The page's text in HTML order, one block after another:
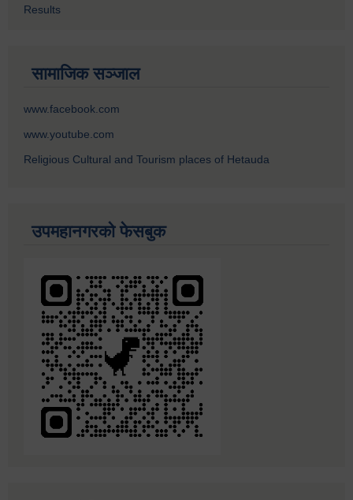
Results
सामाजिक सञ्जाल
www.facebook.com
www.youtube.com
Religious Cultural and Tourism places of Hetauda
उपमहानगरको फेसबुक